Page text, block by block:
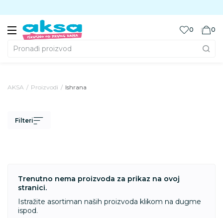
Pronađi proizvod
0 0
AKSA Proizvodi Ishrana
Filteri
Trenutno nema proizvoda za prikaz na ovoj
stranici.
Istražite asortiman naših proizvoda klikom na dugme
ispod.